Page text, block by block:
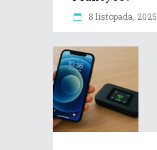
8 listopada, 2025